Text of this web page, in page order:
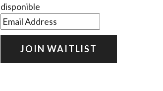
disponible
Enter
your
JOIN WAITLIST